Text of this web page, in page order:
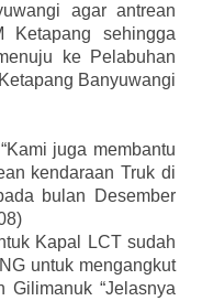
agar antrean
Ketapang sehingga
ke Pelabuhan
Banyuwangi
juga membantu
kendaraan Truk di
bulan Desember
Kapal LCT sudah
untuk mengangkut
Gilimanuk “Jelasnya